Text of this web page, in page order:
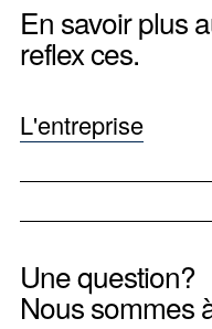
En savoir plus
reflex ces.
L'entreprise
Une question?
Nous sommes